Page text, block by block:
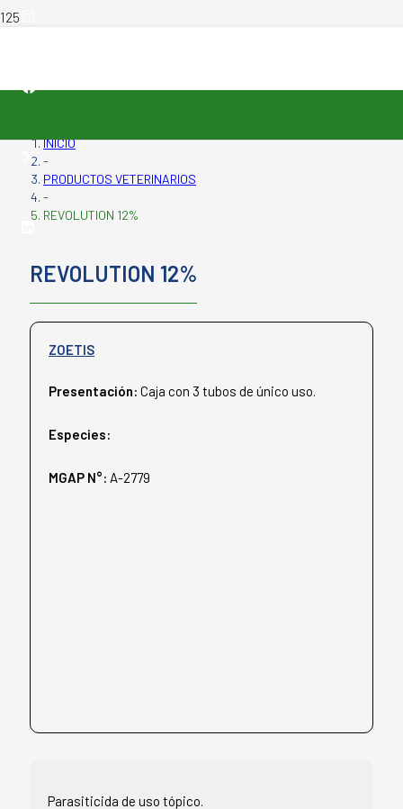
INICIO
-
PRODUCTOS VETERINARIOS
-
REVOLUTION 12%
REVOLUTION 12%
ZOETIS
Presentación: Caja con 3 tubos de único uso.
Especies:
MGAP N°: A-2779
Parasiticida de uso tópico.